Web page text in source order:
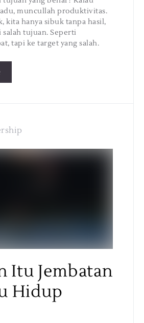
muncullah produktivitas.
kita hanya sibuk tanpa hasil,
salah tujuan. Seperti
tapi ke target yang salah.
Itu Jembatan
Hidup